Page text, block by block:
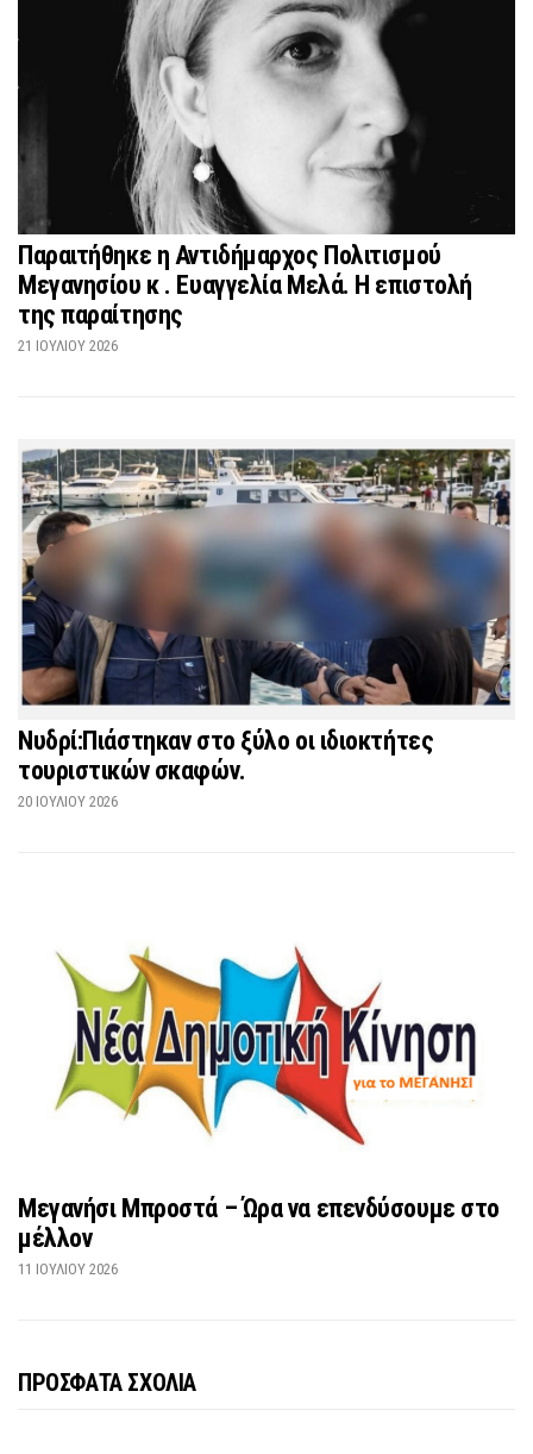
Παραιτήθηκε η Αντιδήμαρχος Πολιτισμού
Μεγανησίου κ . Ευαγγελία Μελά. Η επιστολή
της παραίτησης
21 ΙΟΥΛΊΟΥ 2026
Νυδρί:Πιάστηκαν στο ξύλο οι ιδιοκτήτες
τουριστικών σκαφών.
20 ΙΟΥΛΊΟΥ 2026
Μεγανήσι Μπροστά – Ώρα να επενδύσουμε στο
μέλλον
11 ΙΟΥΛΊΟΥ 2026
ΠΡΟΣΦΑΤΑ ΣΧΟΛΙΑ